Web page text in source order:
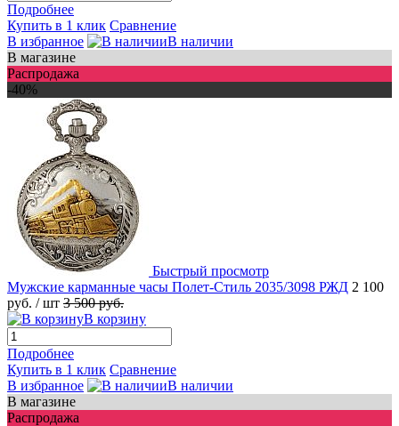
Подробнее
Купить в 1 клик Сравнение
В избранное
В наличии
В магазине
Распродажа
-40%
Быстрый просмотр
Мужские карманные часы Полет-Стиль 2035/3098 РЖД 2 100
руб. / шт 3 500 руб.
В корзину
Подробнее
Купить в 1 клик Сравнение
В избранное
В наличии
В магазине
Распродажа